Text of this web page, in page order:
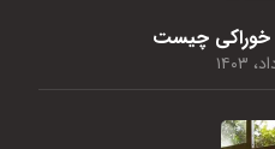
خوراکی چیست